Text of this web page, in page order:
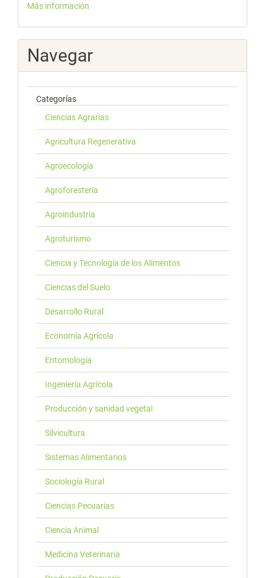
Más información
Navegar
Categorías
Ciencias Agrarias
Agricultura Regenerativa
Agroecología
Agroforestería
Agroindustria
Agroturismo
Ciencia y Tecnología de los Alimentos
Ciencias del Suelo
Desarrollo Rural
Economía Agrícola
Entomología
Ingeniería Agrícola
Producción y sanidad vegetal
Silvicultura
Sistemas Alimentarios
Sociología Rural
Ciencias Pecuarias
Ciencia Animal
Medicina Veterinaria